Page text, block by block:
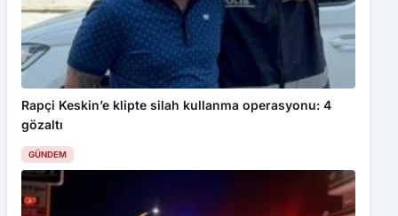
Rapçi Keskin’e klipte silah kullanma operasyonu: 4
gözaltı
GÜNDEM